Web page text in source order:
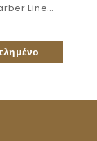
Line
250gr